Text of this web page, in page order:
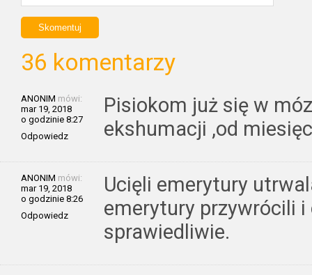
36 komentarzy
ANONIM mówi:
mar 19, 2018
o godzinie 8:27
Odpowiedz
Pisiokom już się w
ekshumacji ,od
ANONIM mówi:
mar 19, 2018
o godzinie 8:26
Odpowiedz
Ucięli emerytury
emerytury przywrócili
sprawiedliwie.